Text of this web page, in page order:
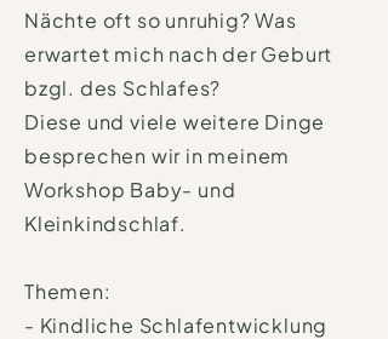
Nächte oft so unruhig? Was
erwartet mich nach der Geburt
bzgl. des Schlafes?
Diese und viele weitere Dinge
besprechen wir in meinem
Workshop Baby- und
Kleinkindschlaf.
Themen:
- Kindliche Schlafentwicklung